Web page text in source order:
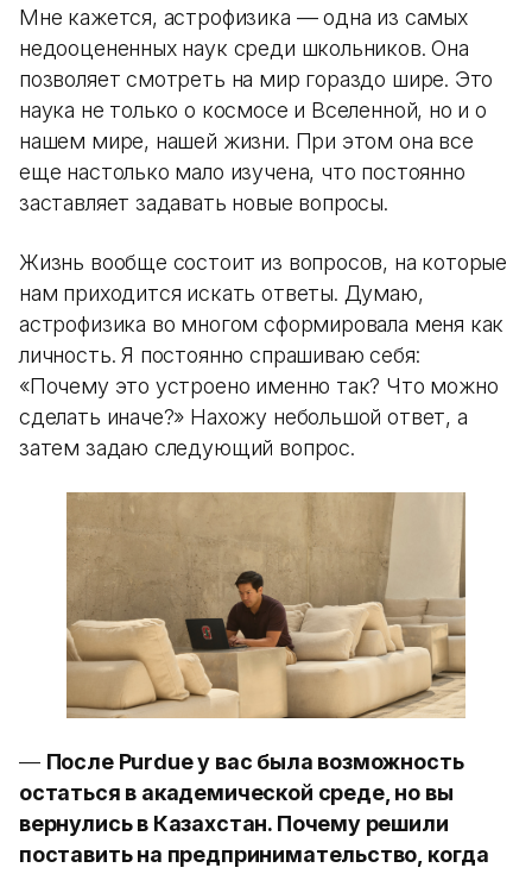
Мне кажется, астрофизика — одна из самых
недооцененных наук среди школьников. Она
позволяет смотреть на мир гораздо шире. Это
наука не только о космосе и Вселенной, но и о
нашем мире, нашей жизни. При этом она все
еще настолько мало изучена, что постоянно
заставляет задавать новые вопросы.
Жизнь вообще состоит из вопросов, на которые
нам приходится искать ответы. Думаю,
астрофизика во многом сформировала меня как
личность. Я постоянно спрашиваю себя:
«Почему это устроено именно так? Что можно
сделать иначе?» Нахожу небольшой ответ, а
затем задаю следующий вопрос.
— После Purdue у вас была возможность
остаться в академической среде, но вы
вернулись в Казахстан. Почему решили
поставить на предпринимательство, когда